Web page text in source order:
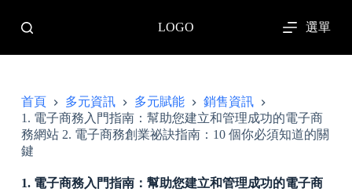
至
容
LOGO 選單
首頁 多元資訊 多元賦能
銷售資訊
1. 電子商務入門指南：幫助您建立和管理成功的電子商
務網站 2. 電子商務創業祕訣指南：10 個你必須知道的關
鍵
1. 電子商務入門指南：幫助您建立和管理成功的電子商